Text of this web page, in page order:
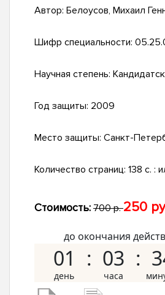
Автор: Белоусов, Михаил
Шифр специальности:
Научная степень:
Год защиты: 2009
Место защиты: Санкт-
Количество страниц: 138 с. :
Стоимость: 700 р.250
до окончания
01 03